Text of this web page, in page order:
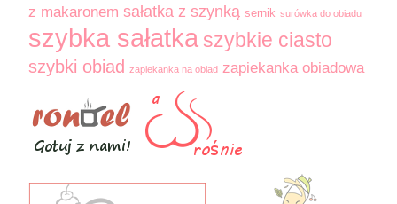
z makaronem sałatka z szynką sernik surówka do obiadu
szybka sałatka szybkie ciasto
szybki obiad zapiekanka na obiad zapiekanka obiadowa